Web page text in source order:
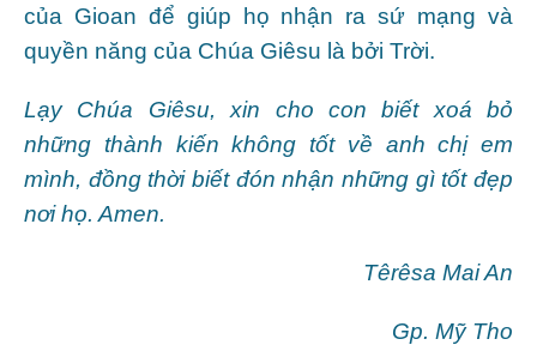
của Gioan để giúp họ nhận ra sứ mạng và
quyền năng của Chúa Giêsu là bởi Trời.
Lạy Chúa Giêsu, xin cho con biết xoá bỏ
những thành kiến không tốt về anh chị em
mình, đồng thời biết đón nhận những gì tốt đẹp
nơi họ. Amen.
Têrêsa Mai An
Gp. Mỹ Tho